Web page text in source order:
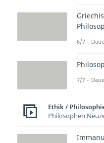
bereits
Wenn
Gibt es
die du
Jahr
Was
6/7 –
7/7 –
Ethik /
Philosophen